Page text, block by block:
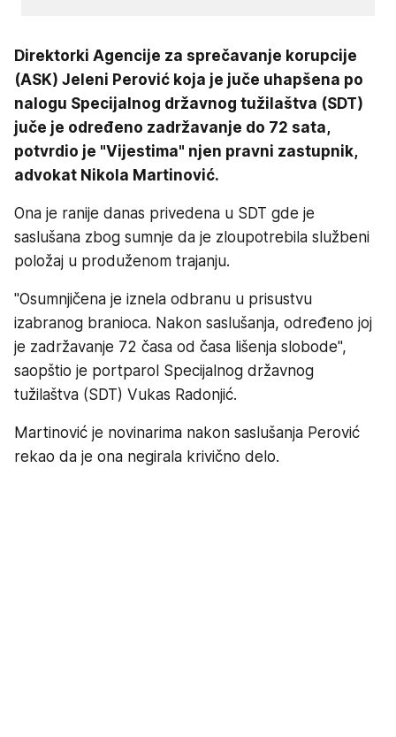
Direktorki Agencije za sprečavanje korupcije
(ASK) Jeleni Perović koja je juče uhapšena po
nalogu Specijalnog državnog tužilaštva (SDT)
juče je određeno zadržavanje do 72 sata,
potvrdio je "Vijestima" njen pravni zastupnik,
advokat Nikola Martinović.
Ona je ranije danas privedena u SDT gde je
saslušana zbog sumnje da je zloupotrebila službeni
položaj u produženom trajanju.
"Osumnjičena je iznela odbranu u prisustvu
izabranog branioca. Nakon saslušanja, određeno joj
je zadržavanje 72 časa od časa lišenja slobode",
saopštio je portparol Specijalnog državnog
tužilaštva (SDT) Vukas Radonjić.
Martinović je novinarima nakon saslušanja Perović
rekao da je ona negirala krivično delo.